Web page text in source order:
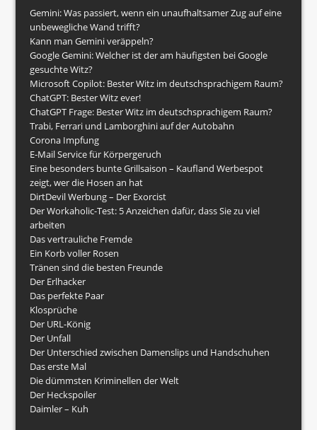
Gemini: Was passiert, wenn ein unaufhaltsamer Zug auf eine
unbewegliche Wand trifft?
Kann man Gemini veräppeln?
Google Gemini: Welcher ist der am häufigsten bei Google
gesuchte Witz?
Microsoft Copilot: Bester Witz im deutschsprachigem Raum?
ChatGPT: Bester Witz ever!
ChatGPT Frage: Bester Witz im deutschsprachigem Raum?
Trabi, Ferrari und Lamborghini auf der Autobahn
Corona Impfung
E-Mail Service für Körpergeruch
Eine besonders bunte Grillsaison – Kaufland Werbespot
zeigt, wer die Hosen an hat
DirtDevil Werbung – Der Exorcist
Der Workaholic-Test: 5 Anzeichen dafür, dass Sie zu viel
arbeiten
Das vertrauliche Fremde
Ein Korb voller Rosen
Tränen sind die besten Freunde
Der Erlhacker
Das perfekte Paar
Klosprüche
Der URL-König
Der Unfall
Der Unterschied zwischen Damenslips und Handschuhen
Das erste Mal
Die dümmsten Kriminellen der Welt
Der Heckspoiler
Daimler – Kuh